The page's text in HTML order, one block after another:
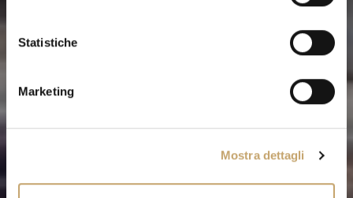
i
e
Statistiche
Marketing
Mostra dettagli